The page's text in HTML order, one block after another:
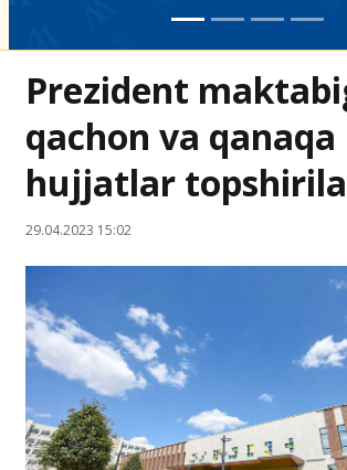
Prezident
qachon va qanaqa
hujjatlar
29.04.2023 15:02